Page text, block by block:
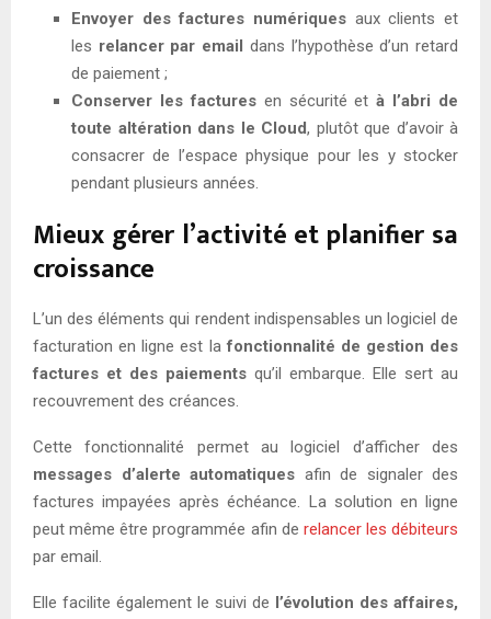
Envoyer des factures numériques aux clients et
les relancer par email dans l’hypothèse d’un retard
de paiement ;
Conserver les facturesen sécurité età l’abri de
toute altération dans le Cloud, plutôt que d’avoir à
consacrer de l’espace physique pour les y stocker
pendant plusieurs années.
Mieux gérer l’activité et planifier sa
croissance
L’un des éléments qui rendent indispensables un logiciel de
facturation en ligne est lafonctionnalité de gestion des
factures et des paiements qu’il embarque. Elle sert au
recouvrement des créances.
Cette fonctionnalité permet au logiciel d’afficher des
messages d’alerte automatiques afin de signaler des
factures impayées après échéance. La solution en ligne
peut même être programmée afin de relancer les débiteurs
par email.
Elle facilite également le suivi de l’évolution des affaires,